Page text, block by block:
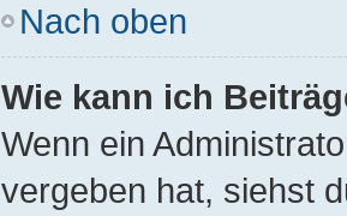
Nach oben
Wie kann ich
Wenn ein
vergeben hat, siehst